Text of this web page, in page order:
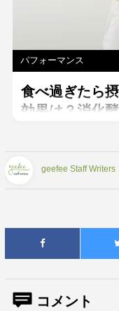
パフォーマンス
食べ過ぎたら
効果は？消化
geefee Staff Writers
コメント